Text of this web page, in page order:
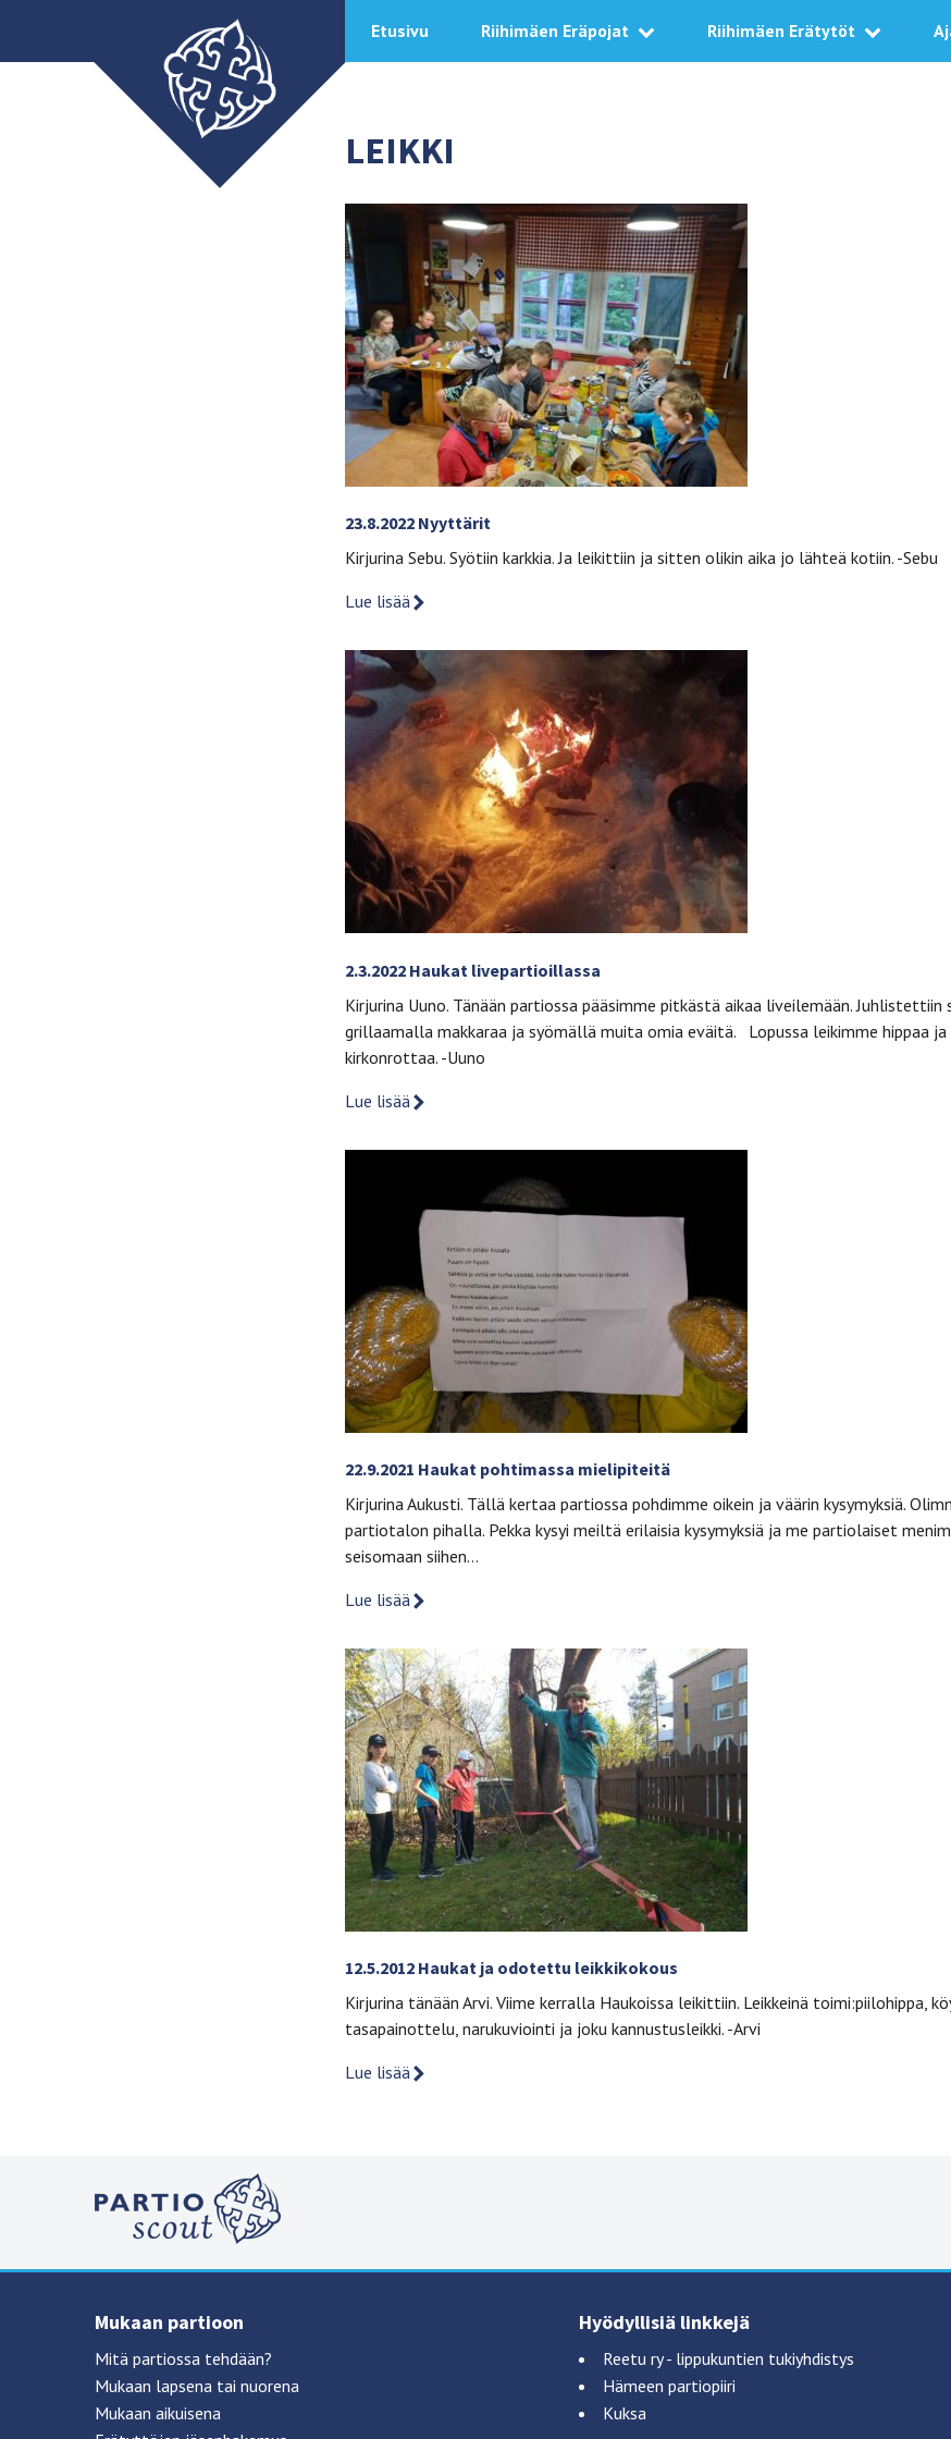
Etusivu Riihimäen Eräpojat Riihimäen Erätytöt
LEIKKI
23.8.2022 Nyyttärit
Kirjurina Sebu. Syötiin karkkia. Ja leikittiin ja sitten olikin aika jo lähteä kotiin. -Sebu
Lue lisää
2.3.2022 Haukat livepartioillassa
Kirjurina Uuno. Tänään partiossa pääsimme pitkästä aikaa liveilemään. Juhlistettiin
grillaamalla makkaraa ja syömällä muita omia eväitä. Lopussa leikimme hippaa
kirkonrottaa. -Uuno
Lue lisää
22.9.2021 Haukat pohtimassa mielipiteitä
Kirjurina Aukusti. Tällä kertaa partiossa pohdimme oikein ja väärin kysymyksiä.
partiotalon pihalla. Pekka kysyi meiltä erilaisia kysymyksiä ja me partiolaiset
seisomaan siihen…
Lue lisää
12.5.2012 Haukat ja odotettu leikkikokous
Kirjurina tänään Arvi. Viime kerralla Haukoissa leikittiin. Leikkeinä toimi:piilohippa,
tasapainottelu, narukuviointi ja joku kannustusleikki. -Arvi
Lue lisää
Mukaan partioon
Mitä partiossa tehdään?
Mukaan lapsena tai nuorena
Mukaan aikuisena
Hyödyllisiä linkkejä
Reetu ry - lippukuntien tukiyhdistys
Hämeen partiopiiri
Kuksa